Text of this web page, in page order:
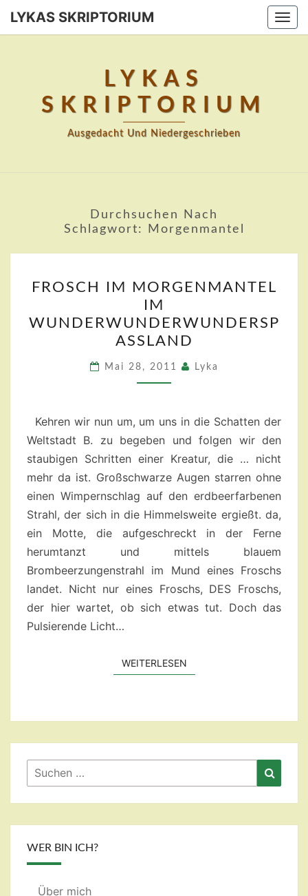
Skip
LYKAS SKRIPTORIUM
LYKAS
SKRIPTORIUM
Ausgedacht Und Niedergeschrieben
Durchsuchen Nach
Schlagwort:
Morgenmantel
IM
MORGENMANTEL
IM
FROSCH IM MORGENMANTEL
IM
WUNDERWUNDERWUNDERSP
ASSLAND
Mai 28, 2011 Lyka
Kehren wir nun um, um uns in die Schatten der
Weltstadt B. zu begeben und folgen wir den
staubigen Schritten einer Kreatur, die … nicht
mehr da ist. Großschwarze Augen starren ohne
einen Wimpernschlag auf den erdbeerfarbenen
Strahl, der sich in die Himmelsweite ergießt. da,
ein Motte, die aufgeschreckt in der Ferne
herumtanzt und mittels blauem
Brombeerzungenstrahl im Mund eines Froschs
landet. Nicht nur eines Froschs, DES Froschs,
der hier wartet, ob sich etwas tut. Doch das
Pulsierende Licht…
WEITERLESENWEITERLESEN
Suchen
nach:
WER BIN ICH?
Über mich